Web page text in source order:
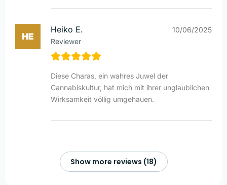
Heiko E.
Reviewer
10/06/2025
Diese Charas, ein wahres Juwel der
Cannabiskultur, hat mich mit ihrer unglaublichen
Wirksamkeit völlig umgehauen.
Show more reviews (18)